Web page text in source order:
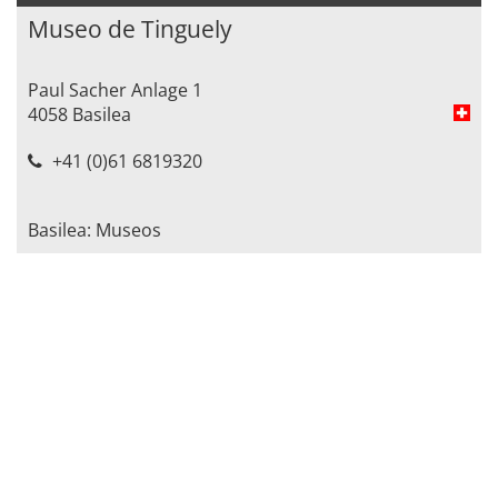
Museo de Tinguely
Paul Sacher Anlage 1
4058 Basilea
+41 (0)61 6819320
Basilea: Museos